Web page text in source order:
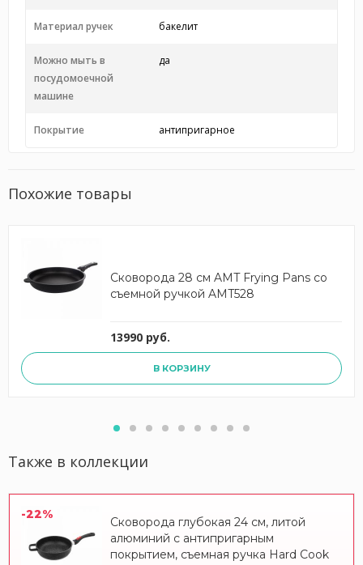
Материал ручек бакелит
Можно мыть в
посудомоечной
машине
да
Покрытие антипригарное
Похожие товары
Сковорода 28 см AMT Frying Pans со
съемной ручкой AMT528
13990 руб.
В КОРЗИНУ
Также в коллекции
-22%
Сковорода глубокая 24 см, литой
алюминий с антипригарным
покрытием, съемная ручка Hard Cook